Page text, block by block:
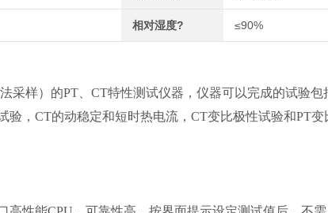
相对湿度? ≤90%
采样）的PT、CT特性测试仪器，仪器可以完成的试验
验，CT的动稳定和短时热电流，CT变比极性试验和PT